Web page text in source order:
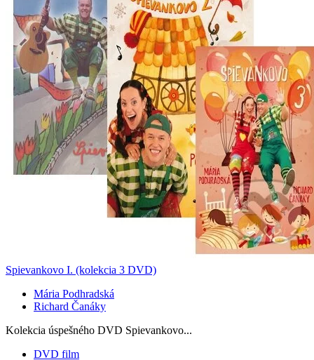
Spievankovo I. (kolekcia 3 DVD)
Mária Podhradská
Richard Čanáky
Kolekcia úspešného DVD Spievankovo...
DVD film